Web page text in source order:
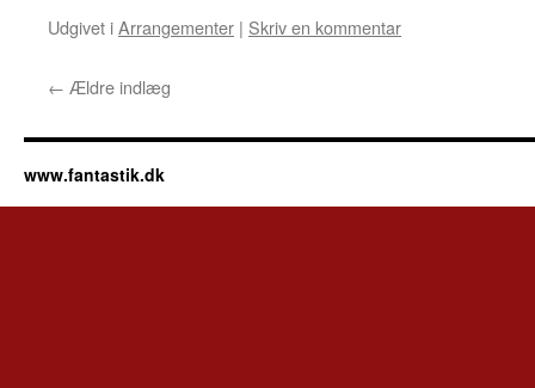
Udgivet iArrangementer | Skriv en kommentar
← Ældre indlæg
www.fantastik.dk